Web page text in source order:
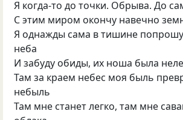
Я когда-то до точки. Обрыва. До
С этим миром окончу навечно
Я однажды сама в тишине
неба
И забуду обиды, их ноша была
Там за краем небес моя быль
небыль
Там мне станет легко, там мне